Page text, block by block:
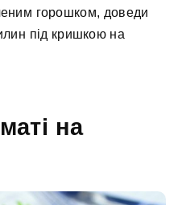
горошком, доведи
під кришкою на
на